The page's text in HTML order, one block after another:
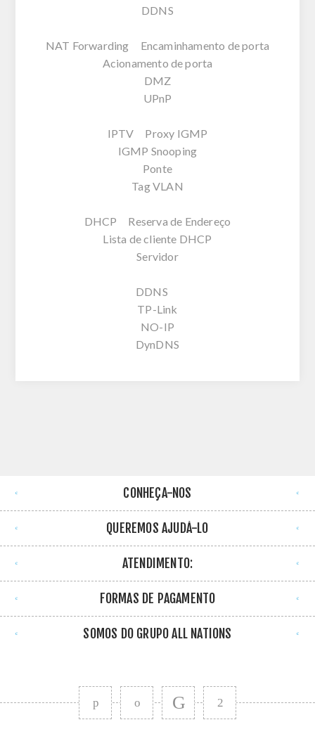
DDNS
NAT Forwarding Encaminhamento de porta
Acionamento de porta
DMZ
UPnP
IPTV Proxy IGMP
IGMP Snooping
Ponte
Tag VLAN
DHCP Reserva de Endereço
Lista de cliente DHCP
Servidor
DDNS
TP-Link
NO-IP
DynDNS
CONHEÇA-NOS
QUEREMOS AJUDÁ-LO
ATENDIMENTO:
FORMAS DE PAGAMENTO
SOMOS DO GRUPO ALL NATIONS